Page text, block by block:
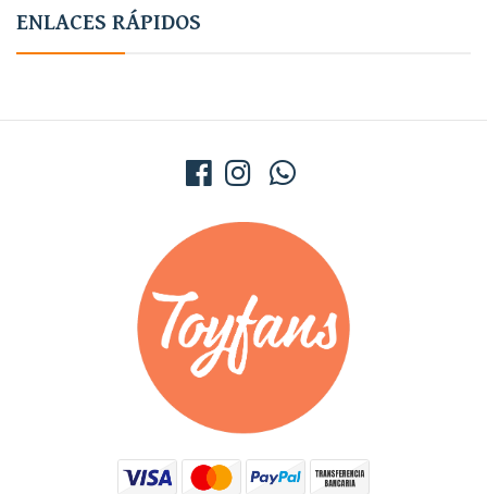
ENLACES RÁPIDOS